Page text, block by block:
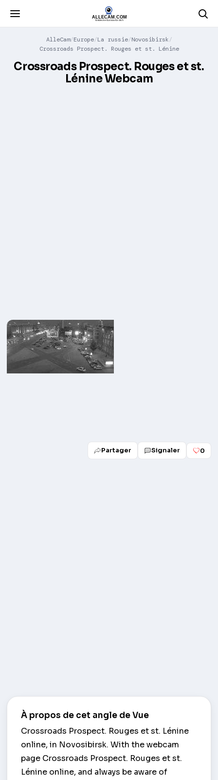
AlleCam Europe La russie Novosibirsk
Crossroads Prospect. Rouges et st. Lénine
Crossroads Prospect. Rouges et st.
Lénine Webcam
Partager Signaler 0
À propos de cet angle de Vue
Crossroads Prospect. Rouges et st. Lénine
online, in Novosibirsk. With the webcam
page Crossroads Prospect. Rouges et st.
Lénine online, and always be aware of